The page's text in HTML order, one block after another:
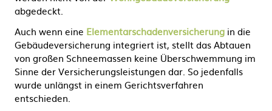
abgedeckt.
Auch wenn eine Elementarschadenversicherung in die
Gebäudeversicherung integriert ist, stellt das Abtauen
von großen Schneemassen keine Überschwemmung im
Sinne der Versicherungsleistungen dar. So jedenfalls
wurde unlängst in einem Gerichtsverfahren
entschieden.